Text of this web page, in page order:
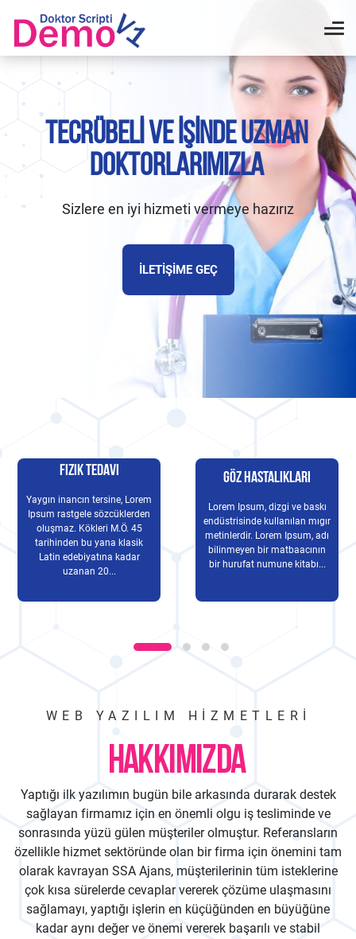
TECRÜBELI VE İŞINDE UZMAN
DOKTORLARIMIZLA
Sizlere en iyi hizmeti vermeye hazırız
İLETIŞIME GEÇ
Fizik Tedavi
Yaygın inancın tersine, Lorem
Ipsum rastgele sözcüklerden
oluşmaz. Kökleri M.Ö. 45
tarihinden bu yana klasik
Latin edebiyatına kadar
uzanan 20...
Göz Hastalıkları
Lorem Ipsum, dizgi ve baskı
endüstrisinde kullanılan mıgır
metinlerdir. Lorem Ipsum, adı
bilinmeyen bir matbaacının
bir hurufat numune kitabı...
WEB YAZILIM HIZMETLERI
HAKKIMIZDA
Yaptığı ilk yazılımın bugün bile arkasında durarak destek
sağlayan firmamız için en önemli olgu iş tesliminde ve
sonrasında yüzü gülen müşteriler olmuştur. Referansların
özellikle hizmet sektöründe olan bir firma için önemini tam
olarak kavrayan SSA Ajans, müşterilerinin tüm isteklerine
çok kısa sürelerde cevaplar vererek çözüme ulaşmasını
sağlamayı, yaptığı işlerin en küçüğünden en büyüğüne
kadar aynı değer ve önemi vererek başarılı ve stabil